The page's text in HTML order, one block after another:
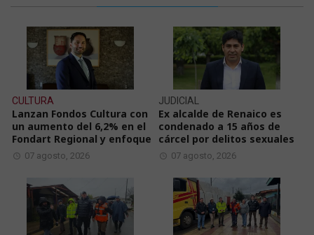
CULTURA
Lanzan Fondos Cultura con
un aumento del 6,2% en el
Fondart Regional y enfoque
07 agosto, 2026
JUDICIAL
Ex alcalde de Renaico es
condenado a 15 años de
cárcel por delitos sexuales
07 agosto, 2026